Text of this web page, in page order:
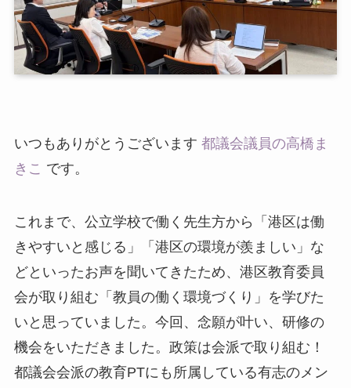
いつもありがとうございます 都議会議員の高橋ま
きこ です。
これまで、公立学校で働く先生方から「港区は働
きやすいと感じる」「港区の環境が羨ましい」な
どといったお声を聞いてきたため、港区教育委員
会が取り組む「教員の働く環境づくり」を学びた
いと思っていました。今回、念願が叶い、研修の
機会をいただきました。政策は会派で取り組む！
都議会会派の教育PTにも所属している有志のメン